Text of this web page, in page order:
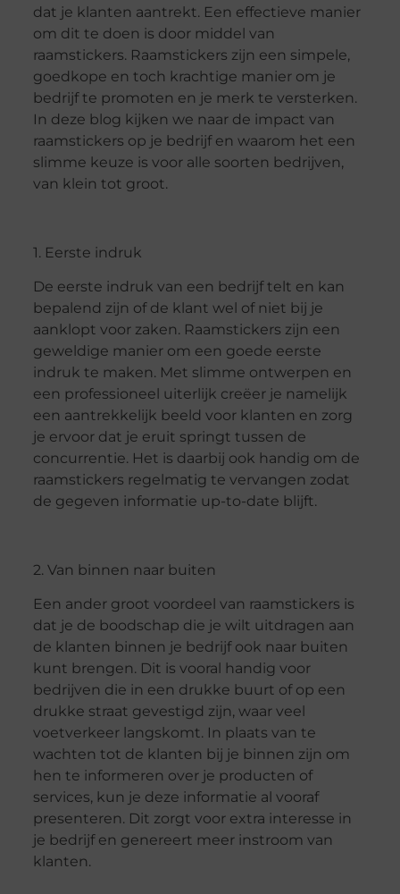
dat je klanten aantrekt. Een effectieve manier
om dit te doen is door middel van
raamstickers. Raamstickers zijn een simpele,
goedkope en toch krachtige manier om je
bedrijf te promoten en je merk te versterken.
In deze blog kijken we naar de impact van
raamstickers op je bedrijf en waarom het een
slimme keuze is voor alle soorten bedrijven,
van klein tot groot.
1. Eerste indruk
De eerste indruk van een bedrijf telt en kan
bepalend zijn of de klant wel of niet bij je
aanklopt voor zaken. Raamstickers zijn een
geweldige manier om een goede eerste
indruk te maken. Met slimme ontwerpen en
een professioneel uiterlijk creëer je namelijk
een aantrekkelijk beeld voor klanten en zorg
je ervoor dat je eruit springt tussen de
concurrentie. Het is daarbij ook handig om de
raamstickers regelmatig te vervangen zodat
de gegeven informatie up-to-date blijft.
2. Van binnen naar buiten
Een ander groot voordeel van raamstickers is
dat je de boodschap die je wilt uitdragen aan
de klanten binnen je bedrijf ook naar buiten
kunt brengen. Dit is vooral handig voor
bedrijven die in een drukke buurt of op een
drukke straat gevestigd zijn, waar veel
voetverkeer langskomt. In plaats van te
wachten tot de klanten bij je binnen zijn om
hen te informeren over je producten of
services, kun je deze informatie al vooraf
presenteren. Dit zorgt voor extra interesse in
je bedrijf en genereert meer instroom van
klanten.